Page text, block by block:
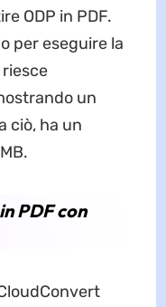
ODP in PDF.
per eseguire la
un
ciò, ha un
PDF con